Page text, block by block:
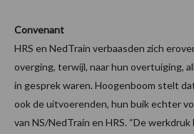
Convenant
HRS en NedTrain verbaasden zich
overging, terwijl, naar hun overtuiging,
in gesprek waren. Hoogenboom stelt
ook de uitvoerenden, hun buik echter
van NS/NedTrain en HRS. “De